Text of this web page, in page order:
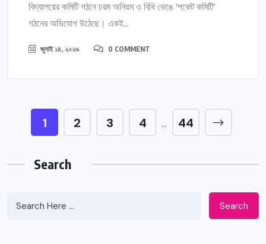
বিদ্যালয়ের কমিটি গঠনে চরম অনিয়ম ও বিধি ভেঙে ‘পকেট কমিটি’
গঠনের অভিযোগ উঠেছে। একই...
জুলাই ১৪, ২০২৬ 0 COMMENT
1 2 3 4 … 44
Search
Search